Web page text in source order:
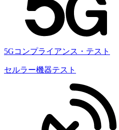
5Gコンプライアンス・テスト
セルラー機器テスト